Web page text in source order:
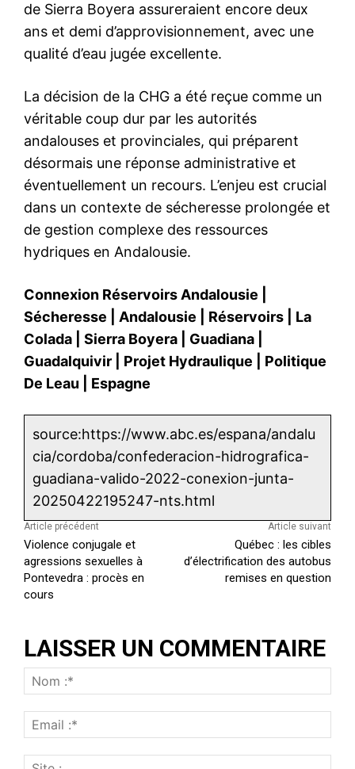
de Sierra Boyera assureraient encore deux
ans et demi d’approvisionnement, avec une
qualité d’eau jugée excellente.
La décision de la CHG a été reçue comme un
véritable coup dur par les autorités
andalouses et provinciales, qui préparent
désormais une réponse administrative et
éventuellement un recours. L’enjeu est crucial
dans un contexte de sécheresse prolongée et
de gestion complexe des ressources
hydriques en Andalousie.
Connexion Réservoirs Andalousie
Sécheresse
Andalousie Réservoirs
La
Colada
Sierra Boyera Guadiana
Guadalquivir
Projet Hydraulique
Politique
De Leau
Espagne
source:https://www.abc.es/espana/andalu
cia/cordoba/confederacion-hidrografica-
guadiana-valido-2022-conexion-junta-
20250422195247-nts.html
Article précédent
Violence conjugale et
agressions sexuelles à
Pontevedra : procès en
cours
Article suivant
Québec : les cibles
d’électrification des autobus
remises en question
LAISSER UN COMMENTAIRE
o
m